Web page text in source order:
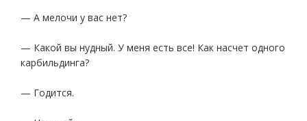
— А мелочи у вас нет?
— Какой вы нудный. У меня есть все! Как насчет одного
карбильдинга?
— Годится.